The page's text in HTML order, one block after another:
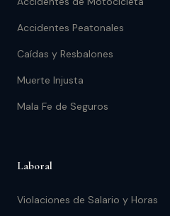
Accidentes Peatonales
Caídas y Resbalones
Muerte Injusta
Mala Fe de Seguros
Laboral
Violaciones de Salario y Horas